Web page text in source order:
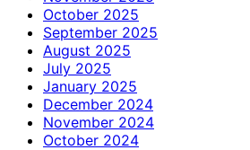
October 2025
September 2025
August 2025
July 2025
January 2025
December 2024
November 2024
October 2024